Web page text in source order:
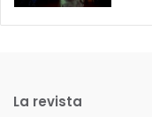
La revista